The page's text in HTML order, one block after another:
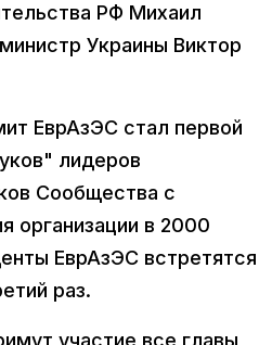
РФ Михаил
Украины Виктор
ЕврАзЭС стал первой
лидеров
Сообщества с
организации в 2000
ЕврАзЭС встретятся
раз.